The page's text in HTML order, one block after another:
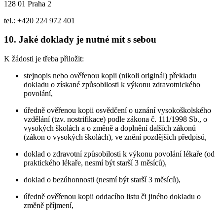
128 01 Praha 2
tel.: +420 224 972 401
10. Jaké doklady je nutné mít s sebou
K žádosti je třeba přiložit:
stejnopis nebo ověřenou kopii (nikoli originál) překladu
dokladu o získané způsobilosti k výkonu zdravotnického
povolání,
úředně ověřenou kopii osvědčení o uznání vysokoškolského
vzdělání (tzv. nostrifikace) podle zákona č. 111/1998 Sb., o
vysokých školách a o změně a doplnění dalších zákonů
(zákon o vysokých školách), ve znění pozdějších předpisů,
doklad o zdravotní způsobilosti k výkonu povolání lékaře (od
praktického lékaře, nesmí být starší 3 měsíců),
doklad o bezúhonnosti (nesmí být starší 3 měsíců),
úředně ověřenou kopii oddacího listu či jiného dokladu o
změně příjmení,